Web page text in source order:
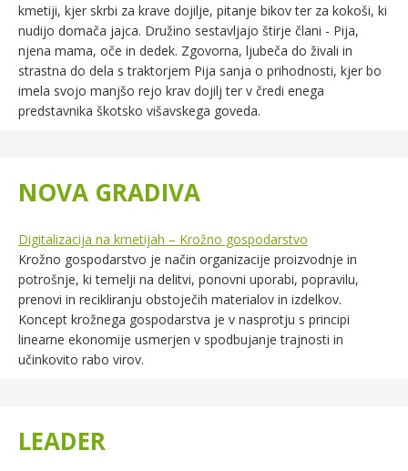
kmetiji, kjer skrbi za krave dojilje, pitanje bikov ter za kokoši, ki
nudijo domača jajca. Družino sestavljajo štirje člani - Pija,
njena mama, oče in dedek. Zgovorna, ljubeča do živali in
strastna do dela s traktorjem Pija sanja o prihodnosti, kjer bo
imela svojo manjšo rejo krav dojilj ter v čredi enega
predstavnika škotsko višavskega goveda.
NOVA GRADIVA
Digitalizacija na kmetijah – Krožno gospodarstvo
Krožno gospodarstvo je način organizacije proizvodnje in
potrošnje, ki temelji na delitvi, ponovni uporabi, popravilu,
prenovi in recikliranju obstoječih materialov in izdelkov.
Koncept krožnega gospodarstva je v nasprotju s principi
linearne ekonomije usmerjen v spodbujanje trajnosti in
učinkovito rabo virov.
LEADER